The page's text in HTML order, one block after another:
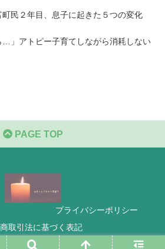
民２年目、息子に起きた５つの変化
…」アトピー子育てしながら消耗しない
PAGE TOP
プライバシーポリシー
取引法に基づく表記